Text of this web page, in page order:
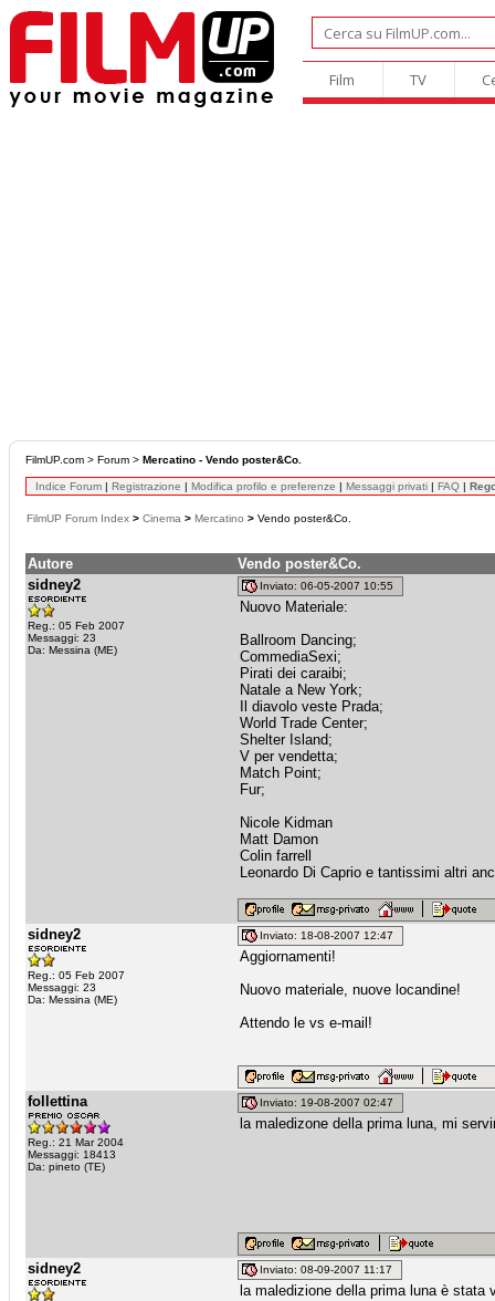
Film TV
FilmUP.com > Forum > Mercatino - Vendo poster&Co.
Indice Forum | Registrazione | Modifica profilo e preferenze | Messaggi privati | FAQ |
FilmUP Forum Index > Cinema > Mercatino > Vendo poster&Co.
Autore
Vendo poster&Co.
sidney2
Reg.: 05 Feb 2007
Messaggi: 23
Da: Messina (ME)
Inviato: 06-05-2007 10:55
Nuovo Materiale:
Ballroom Dancing;
CommediaSexi;
Pirati dei caraibi;
Natale a New York;
Il diavolo veste Prada;
World Trade Center;
Shelter Island;
V per vendetta;
Match Point;
Fur;
Nicole Kidman
Matt Damon
Colin farrell
Leonardo Di Caprio e tantissimi altri
sidney2
Reg.: 05 Feb 2007
Messaggi: 23
Da: Messina (ME)
Inviato: 18-08-2007 12:47
Aggiornamenti!
Nuovo materiale, nuove locandine!
Attendo le vs e-mail!
follettina
Reg.: 21 Mar 2004
Messaggi: 18413
Da: pineto (TE)
Inviato: 19-08-2007 02:47
la maledizone della prima luna, mi
sidney2 Inviato: 08-09-2007 11:17
la maledizione della prima luna è stata